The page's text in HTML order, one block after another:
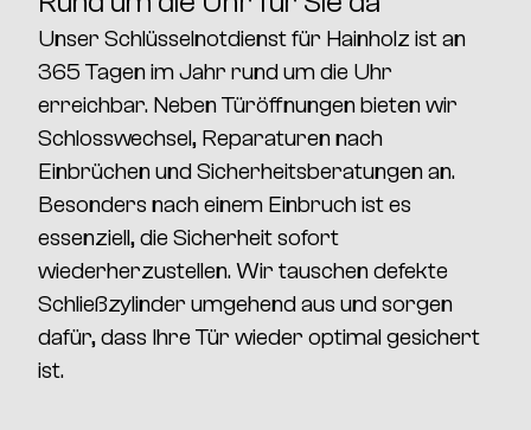
Unser Schlüsselnotdienst für Hainholz ist an
365 Tagen im Jahr rund um die Uhr
erreichbar. Neben Türöffnungen bieten wir
Schlosswechsel, Reparaturen nach
Einbrüchen und Sicherheitsberatungenan.
Besonders nach einem Einbruch ist es
essenziell, die Sicherheit sofort
wiederherzustellen.Wir tauschen defekte
Schließzylinder umgehend aus und sorgen
dafür, dass Ihre Tür wieder optimal gesichert
ist.